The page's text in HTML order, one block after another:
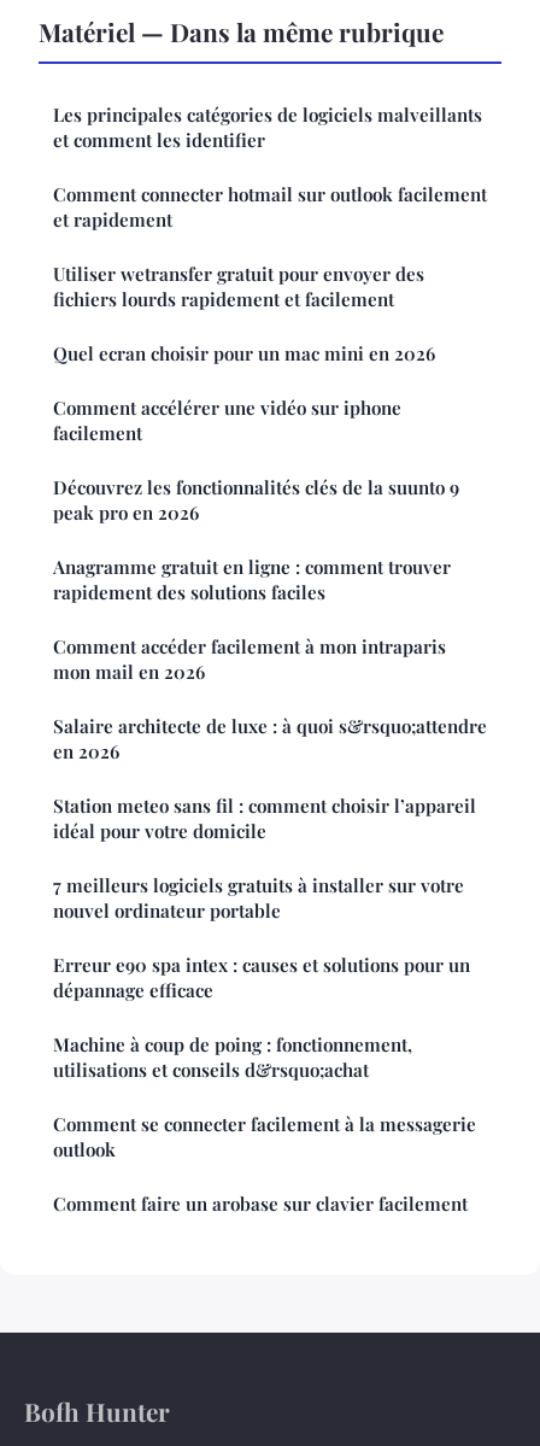
Matériel — Dans la même rubrique
Les principales catégories de logiciels malveillants
et comment les identifier
Comment connecter hotmail sur outlook facilement
et rapidement
Utiliser wetransfer gratuit pour envoyer des
fichiers lourds rapidement et facilement
Quel ecran choisir pour un mac mini en 2026
Comment accélérer une vidéo sur iphone
facilement
Découvrez les fonctionnalités clés de la suunto 9
peak pro en 2026
Anagramme gratuit en ligne : comment trouver
rapidement des solutions faciles
Comment accéder facilement à mon intraparis
mon mail en 2026
Salaire architecte de luxe : à quoi s&rsquo;attendre
en 2026
Station meteo sans fil : comment choisir l’appareil
idéal pour votre domicile
7 meilleurs logiciels gratuits à installer sur votre
nouvel ordinateur portable
Erreur e90 spa intex : causes et solutions pour un
dépannage efficace
Machine à coup de poing : fonctionnement,
utilisations et conseils d&rsquo;achat
Comment se connecter facilement à la messagerie
outlook
Comment faire un arobase sur clavier facilement
Bofh Hunter